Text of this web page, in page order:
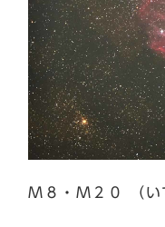
Ｍ８・Ｍ２０ （い